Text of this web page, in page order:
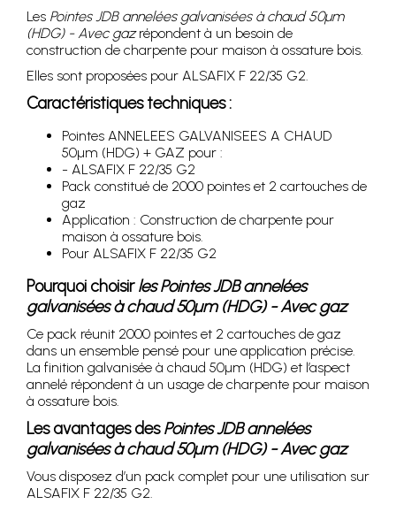
Les Pointes JDB annelées galvanisées à chaud 50µm
(HDG) - Avec gazrépondent à un besoin de
construction de charpente pour maison à ossature bois.
Elles sont proposées pour ALSAFIX F 22/35 G2.
Caractéristiques techniques :
Pointes ANNELEES GALVANISEES A CHAUD
50µm (HDG) + GAZ pour :
- ALSAFIX F 22/35 G2
Pack constitué de 2000 pointes et 2 cartouches de
gaz
Application : Construction de charpente pour
maison à ossature bois.
Pour ALSAFIX F 22/35 G2
Pourquoi choisirles Pointes JDB annelées
galvanisées à chaud 50µm (HDG) - Avec gaz
Ce pack réunit 2000 pointes et 2 cartouches de gaz
dans un ensemble pensé pour une application précise.
La finition galvanisée à chaud 50µm (HDG) et l’aspect
annelé répondent à un usage de charpente pour maison
à ossature bois.
Les avantages desPointes JDB annelées
galvanisées à chaud 50µm (HDG) - Avec gaz
Vous disposez d’un pack complet pour une utilisation sur
ALSAFIX F 22/35 G2.